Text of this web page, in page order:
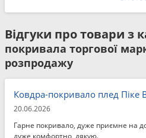
Відгуки про товари з
покривала торгової
розпродажу
Ковдра-покривало плед Піке
20.06.2026
Гарне покривало, дуже приємне на
дуже комфортно, дякую.